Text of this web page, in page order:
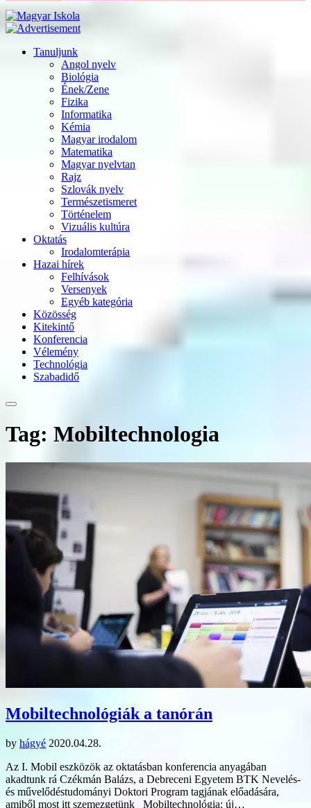
Tanuljunk
Angol nyelv
Biológia
Ének/Zene
Fizika
Informatika
Kémia
Magyar irodalom
Matematika
Magyar nyelvtan
Rajz
Szlovák nyelv
Természetismeret
Történelem
Vizuális kultúra
Oktatás
Irodalomterápia
Hazai hírek
Felhívások
Versenyek
Egyéb kategória
Közösség
Kitekintő
Konferencia
Vélemény
Technológia
Szabadidő
Tag: Mobiltechnologia
Mobiltechnológiák a tanórán
by hágyé 2020.04.28.
Az I. Mobil eszközök az oktatásban konferencia anyagában
akadtunk rá Czékmán Balázs, a Debreceni Egyetem BTK Nevelés-
és művelődéstudományi Doktori Program tagjának előadására,
amiből most itt szemezgetünk Mobiltechnológia: új…